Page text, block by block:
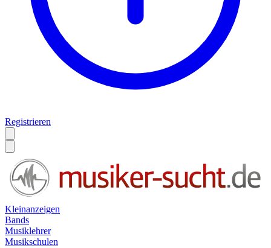
Registrieren
Kleinanzeigen
Bands
Musiklehrer
Musikschulen